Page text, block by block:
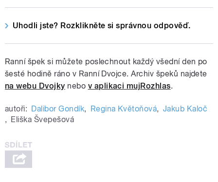
Uhodli jste? Rozklikněte si správnou odpověď.
Ranní špek si můžete poslechnout každý všední den po
šesté hodině ráno v Ranní Dvojce. Archiv špeků najdete
na webu Dvojky nebo v aplikaci mujRozhlas.
autoři: Dalibor Gondík, Regina Květoňová, Jakub Kaloč
, Eliška Švepešová